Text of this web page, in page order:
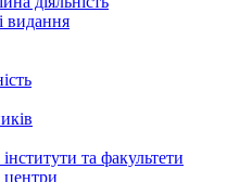
видання
та факультети
центри